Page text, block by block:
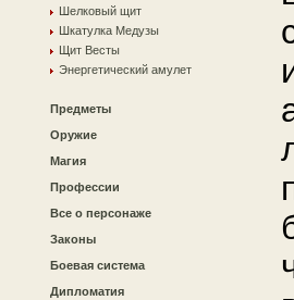
Шелковый щит
Шкатулка Медузы
Щит Весты
Энергетический амулет
Предметы
Оружие
Магия
Профессии
Все о персонаже
Законы
Боевая система
Дипломатия